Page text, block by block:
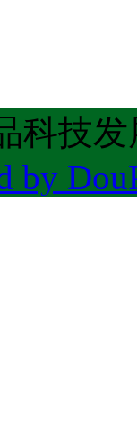
科技发
by